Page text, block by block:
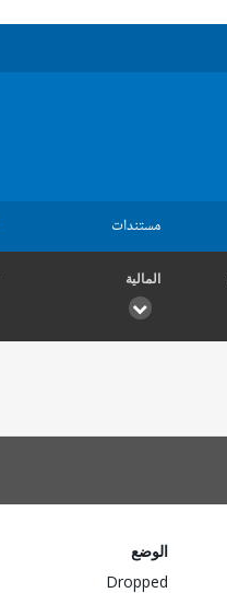
مستندات
المالية
الوضع
Dropped